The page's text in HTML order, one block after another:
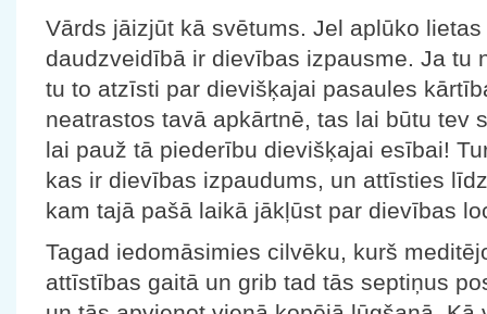
Vārds jāizjūt kā svētums. Jel aplūko
daudzveidībā ir dievības izpausme. Ja tu
tu to atzīsti par dievišķajai pasaules
neatrastos tavā apkārtnē, tas lai būtu tev
lai pauž tā piederību dievišķajai esībai!
kas ir dievības izpaudums, un attīsties
kam tajā pašā laikā jākļūst par dievības
Tagad iedomāsimies cilvēku, kurš
attīstības gaitā un grib tad tās septiņus